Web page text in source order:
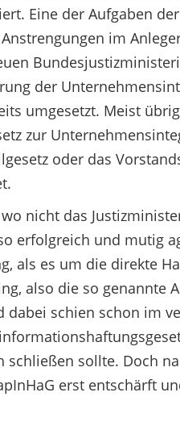
Eine der Aufgaben
im
der
umgesetzt. Meist
zur
oder das
nicht das
erfolgreich und mutig
als es um die direkte
also die so genannte
dabei schien schon im
schließen sollte. Doch
erst entschärft